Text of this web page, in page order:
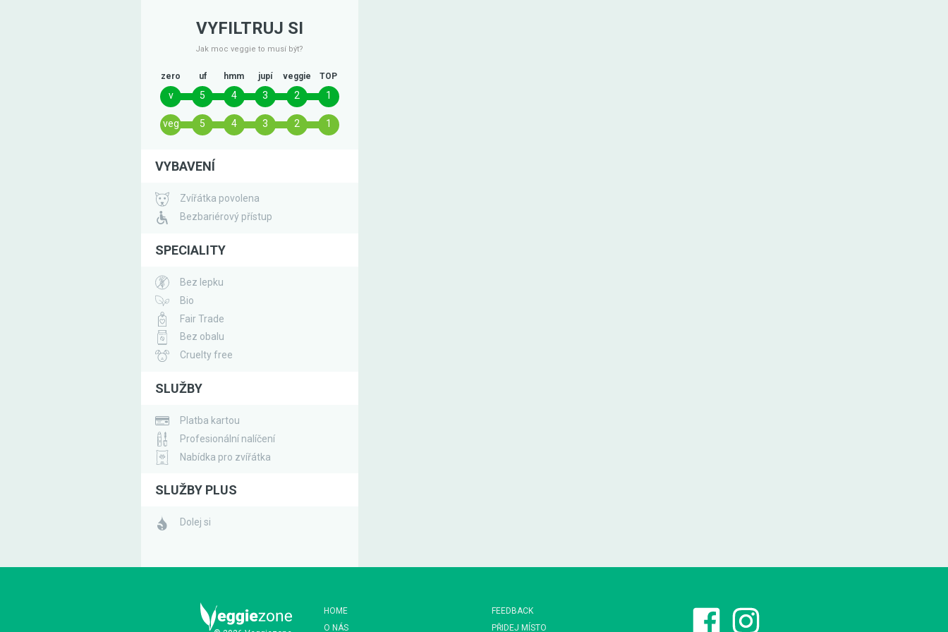
VYFILTRUJ SI
Jak moc veggie to musí být?
zero uf hmm jupí veggie TOP
v 5 4 3 2 1
veg 5 4 3 2 1
VYBAVENÍ
Zvířátka povolena
Bezbariérový přístup
SPECIALITY
Bez lepku
Bio
Fair Trade
Bez obalu
Cruelty free
SLUŽBY
Platba kartou
Profesionální nalíčení
Nabídka pro zvířátka
SLUŽBY PLUS
Dolej si
HOME
O NÁS
FEEDBACK
PŘIDEJ MÍSTO